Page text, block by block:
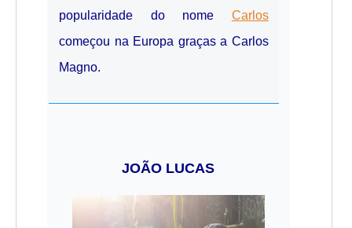
popularidade do nome Carlos
começou na Europa graças a Carlos
Magno.
JOÃO LUCAS